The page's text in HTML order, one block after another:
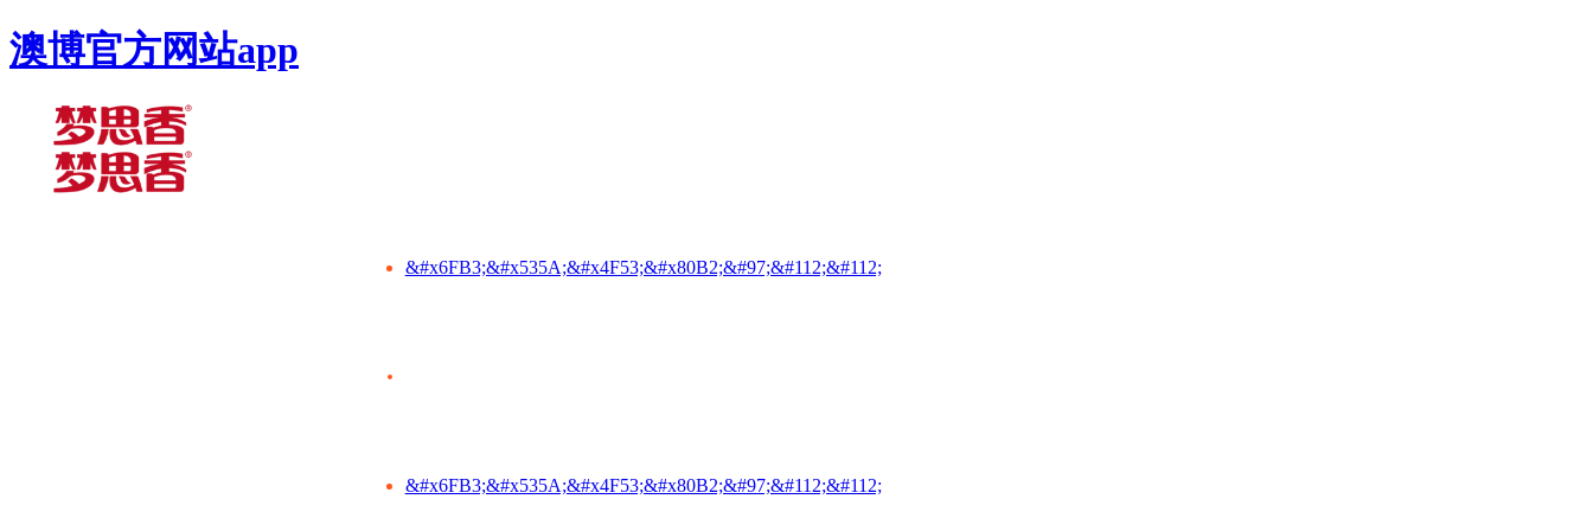
澳博官方网站app
&#x6FB3;&#x535A;&#x4F53;&#x80B2;&#97;&#112;&#112;
&#x6FB3;&#x535A;&#x4F53;&#x80B2;&#97;&#112;&#112;